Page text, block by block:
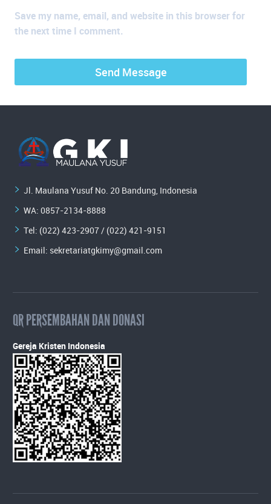
Save my name, email, and website in this browser for
the next time I comment.
Jl. Maulana Yusuf No. 20 Bandung, Indonesia
WA: 0857-2134-8888
Tel: (022) 423-2907 / (022) 421-9151
Email: sekretariatgkimy@gmail.com
QR PERSEMBAHAN DAN DONASI
Gereja Kristen Indonesia